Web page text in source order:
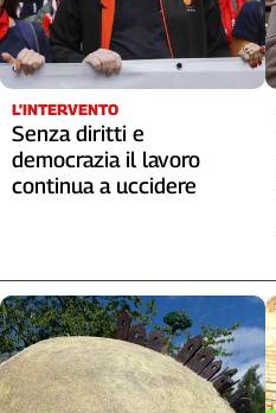
L'INTERVENTO
Senza diritti e
democrazia il lavoro
continua a uccidere